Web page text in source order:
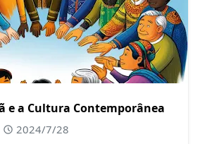
e a Cultura Contemporânea
2024/7/28